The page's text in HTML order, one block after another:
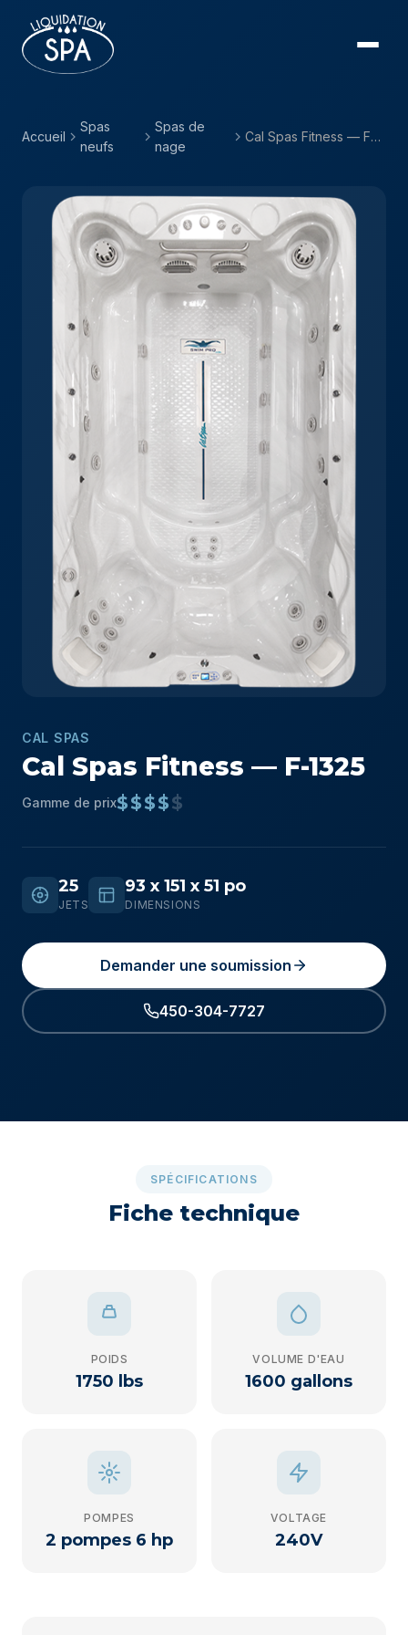
Accueil
Spas
neufs
Spas de
nage
Cal Spas Fitness — F-1325
CAL SPAS
Cal Spas Fitness — F-1325
Gamme de prix$$$$$
25
JETS
93 x 151 x 51 po
DIMENSIONS
Demander une soumission
450-304-7727
SPÉCIFICATIONS
Fiche technique
POIDS
1750 lbs
VOLUME D'EAU
1600 gallons
POMPES
2 pompes 6 hp
VOLTAGE
240V